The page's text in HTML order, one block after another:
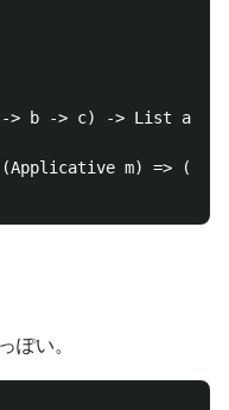
b -> c) -> List a ->
m) => (a
ぽい。